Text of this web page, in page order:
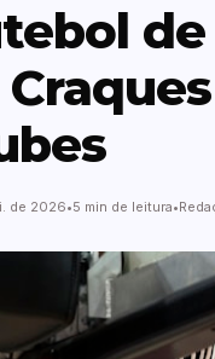
de 2026 5 min de leitura